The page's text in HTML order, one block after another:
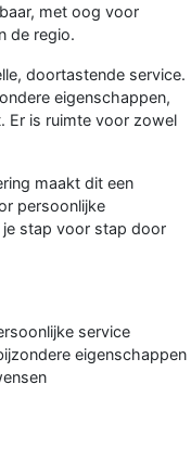
met oog voor
de regio.
doortastende service.
eigenschappen,
Er is ruimte voor zowel
maakt dit een
persoonlijke
je stap voor stap door
service
eigenschappen